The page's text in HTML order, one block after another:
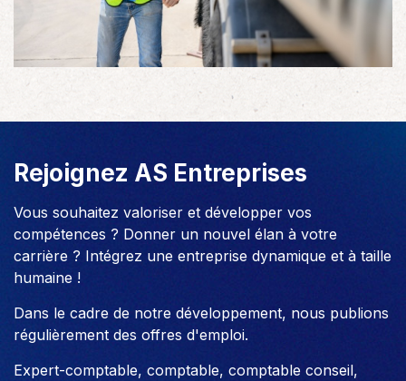
Rejoignez AS Entreprises
Vous souhaitez valoriser et développer vos
compétences ? Donner un nouvel élan à votre
carrière ? Intégrez une entreprise dynamique et à taille
humaine !
Dans le cadre de notre développement, nous publions
régulièrement des offres d'emploi.
Expert-comptable, comptable, comptable conseil,